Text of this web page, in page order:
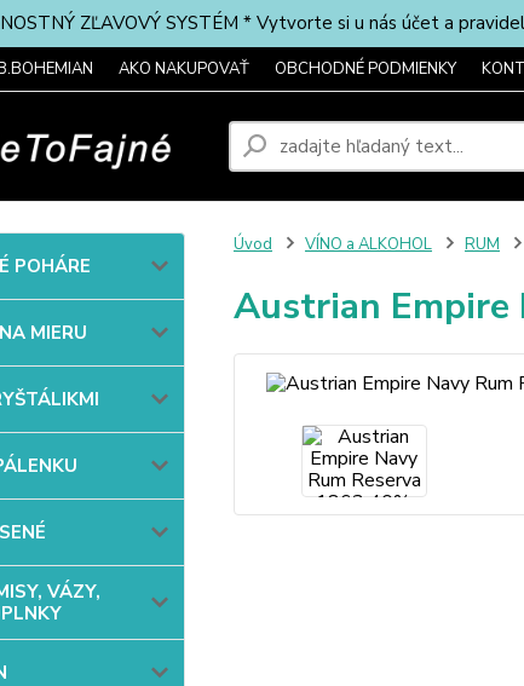
ZĽAVOVÝ SYSTÉM * Vytvorte si u nás účet a
AKO NAKUPOVAŤ OBCHODNÉ PODMIENKY
POHÁRE
MIERU
VÁZY,
Úvod VÍNO a ALKOHOL RUM
Austrian Empire